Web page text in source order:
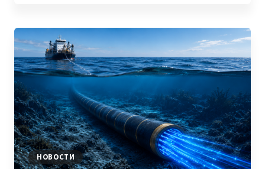
КОТОРАЯ
РЕШИЛА
10
ОТКРЫТЫХ
ЗАДАЧ
ПО
МАТЕМАТИКЕ
И
ИНФОРМАТИКЕ
НОВОСТИ